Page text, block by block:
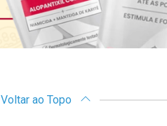
Voltar ao Topo